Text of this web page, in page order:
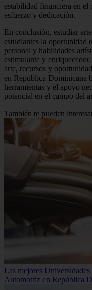
estabilidad financiera en el
esfuerzo y dedicación.
En conclusión, estudiar
estudiantes la oportunidad
personal y habilidades
estimulante y
arte, recursos y
en República Dominicana
herramientas y el apoyo
potencial en el campo del
También te pueden
Las mejores
Automotriz en República